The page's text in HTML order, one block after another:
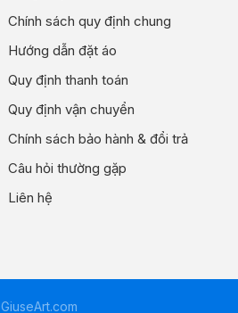
Chính sách quy định chung
Hướng dẫn đặt áo
Quy định thanh toán
Quy định vận chuyển
Chính sách bảo hành & đổi trả
Câu hỏi thường gặp
Liên hệ
GiuseArt.com